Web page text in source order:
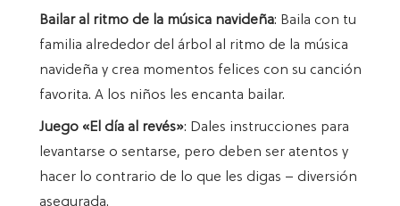
Bailar al ritmo de la música navideña: Baila con tu
familia alrededor del árbol al ritmo de la música
navideña y crea momentos felices con su canción
favorita. A los niños les encanta bailar.
Juego «El día al revés»: Dales instrucciones para
levantarse o sentarse, pero deben ser atentos y
hacer lo contrario de lo que les digas – diversión
asegurada.